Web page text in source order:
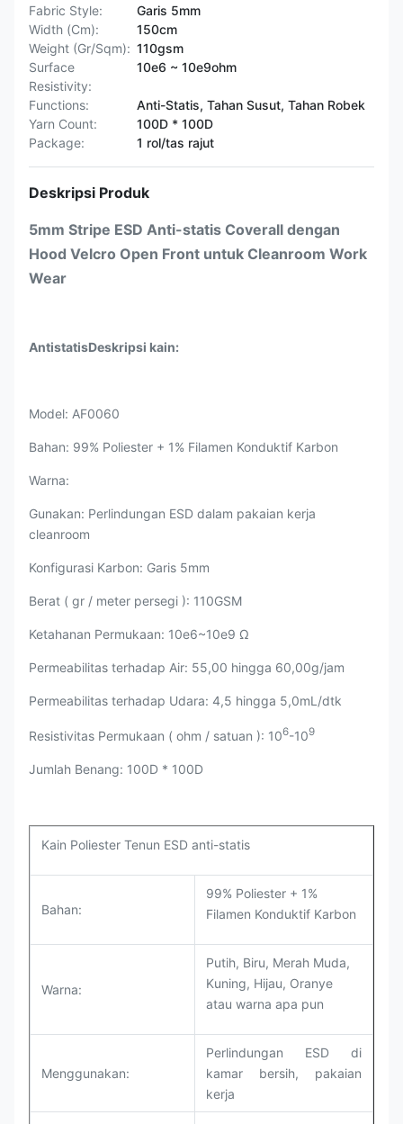
Fabric Style:
Garis 5mm
Width (Cm):
150cm
Weight (Gr/Sqm): 110gsm
Surface
Resistivity:
10e6 ~ 10e9ohm
Functions:
Anti-Statis, Tahan Susut, Tahan Robek
Yarn Count:
100D * 100D
Package:
1 rol/tas rajut
Deskripsi Produk
5mm Stripe ESD Anti-statis Coverall dengan
Hood Velcro Open Front untuk Cleanroom Work
Wear
AntistatisDeskripsi kain:
Model: AF0060
Bahan: 99% Poliester + 1% Filamen Konduktif Karbon
Warna:
Gunakan: Perlindungan ESD dalam pakaian kerja
cleanroom
Konfigurasi Karbon: Garis 5mm
Berat ( gr / meter persegi ): 110GSM
Ketahanan Permukaan: 10e6~10e9 Ω
Permeabilitas terhadap Air: 55,00 hingga 60,00g/jam
Permeabilitas terhadap Udara: 4,5 hingga 5,0mL/dtk
Resistivitas Permukaan ( ohm / satuan ): 106-109
Jumlah Benang: 100D * 100D
Kain Poliester Tenun ESD anti-statis
Bahan:
99% Poliester + 1%
Filamen Konduktif Karbon
Warna:
Putih, Biru, Merah Muda,
Kuning, Hijau, Oranye
atau warna apa pun
Menggunakan:
Perlindungan ESD di
kamar bersih, pakaian
kerja